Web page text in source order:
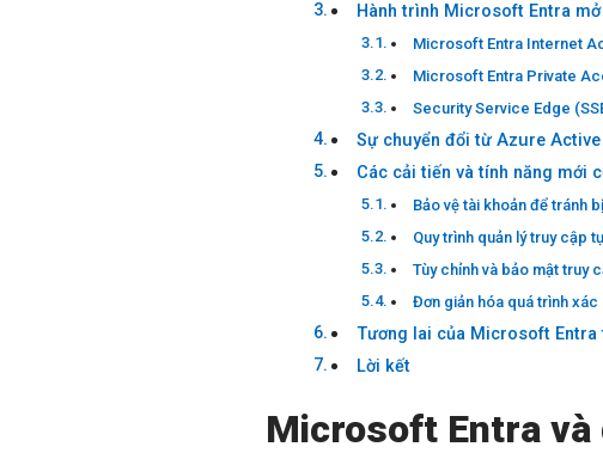
Hành trình Microsoft Entra
Microsoft Entra Internet
Microsoft Entra Private
Security Service Edge
Sự chuyển đổi từ Azure
Các cải tiến và tính năng mới
Bảo vệ tài khoản để tránh
Quy trình quản lý truy cập
Tùy chỉnh và bảo mật truy
Đơn giản hóa quá trình
Tương lai của Microsoft
Lời kết
Microsoft Entra